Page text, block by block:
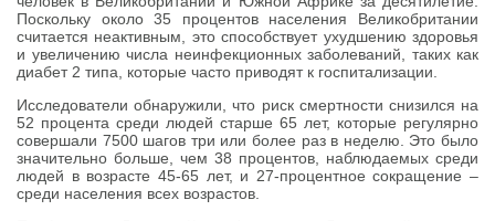
Поскольку около 35 процентов населения Великобритании
считается неактивным, это способствует ухудшению здоровья
и увеличению числа неинфекционных заболеваний, таких как
диабет 2 типа, которые часто приводят к госпитализации.
Исследователи обнаружили, что риск смертности снизился на
52 процента среди людей старше 65 лет, которые регулярно
совершали 7500 шагов три или более раз в неделю. Это было
значительно больше, чем 38 процентов, наблюдаемых среди
людей в возрасте 45-65 лет, и 27-процентное сокращение –
среди населения всех возрастов.